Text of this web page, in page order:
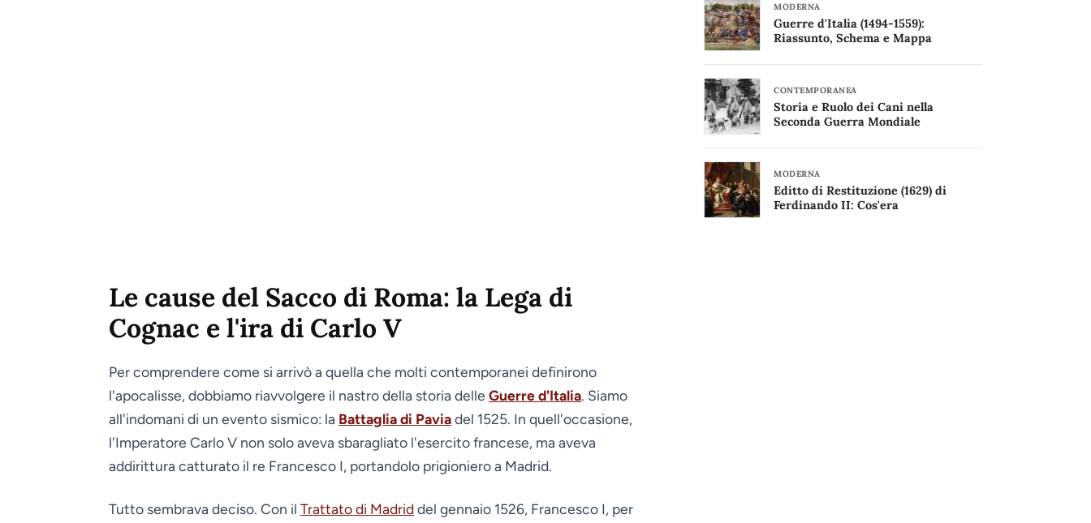
Le cause del Sacco di Roma: la Lega di
Cognac e l'ira di Carlo V
Per comprendere come si arrivò a quella che molti contemporanei definirono
l'apocalisse, dobbiamo riavvolgere il nastro della storia delle Guerre d'Italia. Siamo
all'indomani di un evento sismico: la Battaglia di Paviadel 1525. In quell'occasione,
l'Imperatore Carlo V non solo aveva sbaragliato l'esercito francese, ma aveva
addirittura catturato il re Francesco I, portandolo prigioniero a Madrid.
Tutto sembrava deciso. Con il Trattato di Madrid del gennaio 1526, Francesco I, per
MODERNA
Guerre d'Italia (1494-1559):
Riassunto, Schema e Mappa
CONTEMPORANEA
Storia e Ruolo dei Cani nella
Seconda Guerra Mondiale
MODERNA
Editto di Restituzione (1629) di
Ferdinando II: Cos'era